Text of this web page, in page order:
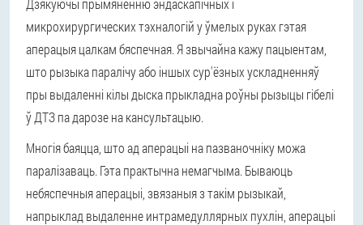
Дзякуючы прымяненню эндаскапічных і
микрохирургических тэхналогій у ўмелых руках гэтая
аперацыя цалкам бяспечная. Я звычайна кажу пацыентам,
што рызыка паралічу або іншых сур'ёзных ускладненняў
пры выдаленні кілы дыска прыкладна роўны рызыцы гібелі
ў ДТЗ па дарозе на кансультацыю.
Многія баяцца, што ад аперацыі на пазваночніку можа
паралізаваць. Гэта практычна немагчыма. Бываюць
небяспечныя аперацыі, звязаныя з такім рызыкай,
напрыклад выдаленне интрамедуллярных пухлін, аперацыі